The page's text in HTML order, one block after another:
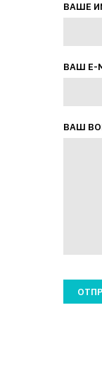
ВАШЕ
ВАШ E-
ВАШ